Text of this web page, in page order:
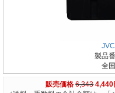
製品
全
販売価格 6,343 4,440